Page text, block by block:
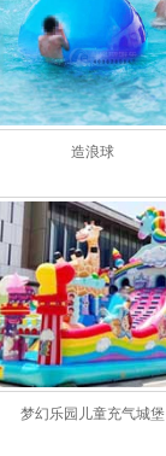
造浪球
梦幻乐园儿童充气城堡